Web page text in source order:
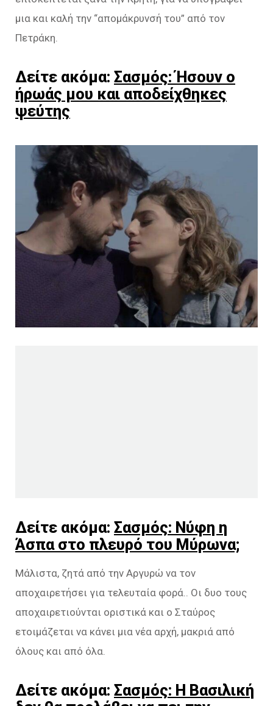
μια και καλή την “απομάκρυνσή του” από τον
Πετράκη.
Δείτε ακόμα: Σασμός: Ήσουν ο
ήρωάς μου και αποδείχθηκες
ψεύτης
Δείτε ακόμα: Σασμός: Νύφη η
Άσπα στο πλευρό του Μύρωνα;
Μάλιστα, ζητά από την Αργυρώ να τον
αποχαιρετήσει για τελευταία φορά.. Οι δυο τους
αποχαιρετιούνται οριστικά και ο Σταύρος
ετοιμάζεται να κάνει μια νέα αρχή, μακριά από
όλους και από όλα.
Δείτε ακόμα: Σασμός: Η Βασιλική